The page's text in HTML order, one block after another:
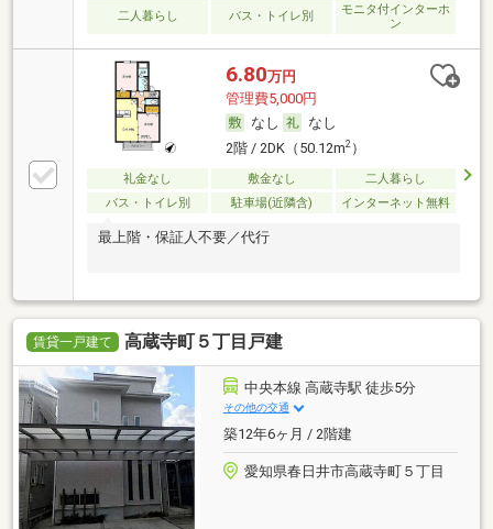
二人暮らし バス・トイレ別
モニタ付インターホ
ン
6.80万円
管理費5,000円
なし
なし
2階 / 2DK（50.12m2）
礼金なし 敷金なし
二人暮らし
バス・トイレ別
駐車場(近隣含) インターネット無料
最上階・保証人不要／代行
賃貸一戸建て 高蔵寺町５丁目戸建
中央本線 高蔵寺駅 徒歩5分
その他の交通
築12年6ヶ月 / 2階建
愛知県春日井市高蔵寺町５丁目